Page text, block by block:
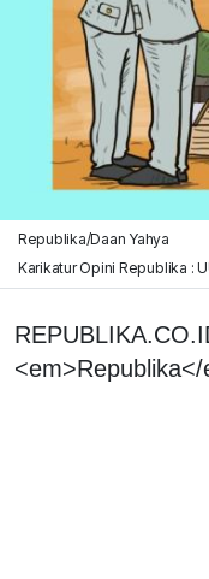
Republika/Daan Yahya
Karikatur Opini Republika :